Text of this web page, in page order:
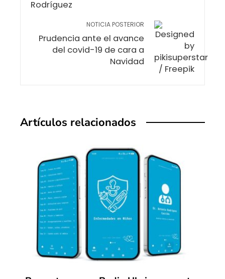
NOTICIA POSTERIOR
Prudencia ante el avance
del covid-19 de cara a
Navidad
Artículos relacionados